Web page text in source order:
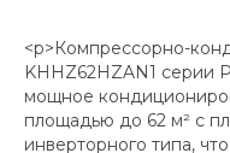
<p>Компрессорно-
KHHZ62HZAN1 серии
мощное
площадью до 62 м² с
инверторного типа,